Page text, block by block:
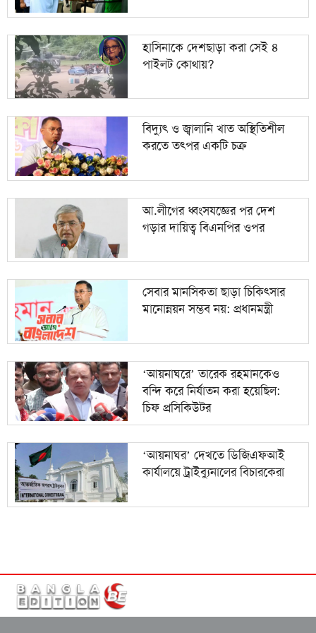
হাসিনাকে দেশছাড়া করা সেই ৪
পাইলট কোথায়?
বিদ্যুৎ ও জ্বালানি খাত অস্থিতিশীল
করতে তৎপর একটি চক্র
আ.লীগের ধ্বংসযজ্ঞের পর দেশ
গড়ার দায়িত্ব বিএনপির ওপর
সেবার মানসিকতা ছাড়া চিকিৎসার
মানোন্নয়ন সম্ভব নয়: প্রধানমন্ত্রী
‘আয়নাঘরে’ তারেক রহমানকেও
বন্দি করে নির্যাতন করা হয়েছিল:
চিফ প্রসিকিউটর
‘আয়নাঘর’ দেখতে ডিজিএফআই
কার্যালয়ে ট্রাইব্যুনালের বিচারকেরা